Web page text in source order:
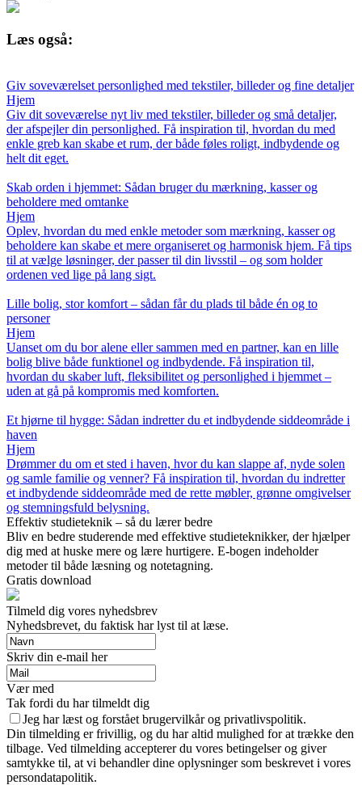
Læs også:
Giv soveværelset personlighed med tekstiler, billeder og fine detaljer
Hjem
Giv dit soveværelse nyt liv med tekstiler, billeder og små detaljer,
der afspejler din personlighed. Få inspiration til, hvordan du med
enkle greb kan skabe et rum, der både føles roligt, indbydende og
helt dit eget.
Skab orden i hjemmet: Sådan bruger du mærkning, kasser og
beholdere med omtanke
Hjem
Oplev, hvordan du med enkle metoder som mærkning, kasser og
beholdere kan skabe et mere organiseret og harmonisk hjem. Få tips
til at vælge løsninger, der passer til din livsstil – og som holder
ordenen ved lige på lang sigt.
Lille bolig, stor komfort – sådan får du plads til både én og to
personer
Hjem
Uanset om du bor alene eller sammen med en partner, kan en lille
bolig blive både funktionel og indbydende. Få inspiration til,
hvordan du skaber luft, fleksibilitet og personlighed i hjemmet –
uden at gå på kompromis med komforten.
Et hjørne til hygge: Sådan indretter du et indbydende siddeområde i
haven
Hjem
Drømmer du om et sted i haven, hvor du kan slappe af, nyde solen
og samle familie og venner? Få inspiration til, hvordan du indretter
et indbydende siddeområde med de rette møbler, grønne omgivelser
og stemningsfuld belysning.
Effektiv studieteknik – så du lærer bedre
Bliv en bedre studerende med effektive studieteknikker, der hjælper
dig med at huske mere og lære hurtigere. E-bogen indeholder
metoder til både læsning og notetagning.
Gratis download
Tilmeld dig vores nyhedsbrev
Nyhedsbrevet, du faktisk har lyst til at læse.
Skriv din e-mail her
Vær med
Tak fordi du har tilmeldt dig
Jeg har læst og forstået brugervilkår og privatlivspolitik.
Din tilmelding er frivillig, og du har altid mulighed for at trække den
tilbage. Ved tilmelding accepterer du vores betingelser og giver
samtykke til, at vi behandler dine oplysninger som beskrevet i vores
persondatapolitik.